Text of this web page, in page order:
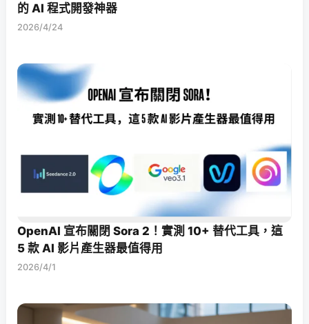
的 AI 程式開發神器
2026/4/24
OpenAI 宣布關閉 Sora 2！實測 10+ 替代工具，這
5 款 AI 影片產生器最值得用
2026/4/1